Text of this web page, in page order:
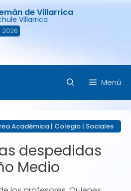
de Villarrica
Villarrica
2026
Menú
Académica | Colegio | Sociales
despedidas
Medio